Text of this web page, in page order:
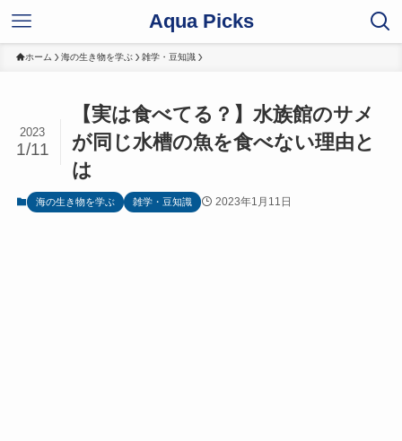
Aqua Picks
ホーム 海の生き物を学ぶ 雑学・豆知識
【実は食べてる？】水族館のサメ
が同じ水槽の魚を食べない理由と
は
2023
1/11
海の生き物を学ぶ 雑学・豆知識 2023年1月11日